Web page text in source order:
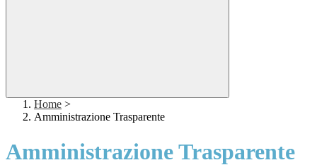
Home >
Amministrazione Trasparente
Amministrazione Trasparente